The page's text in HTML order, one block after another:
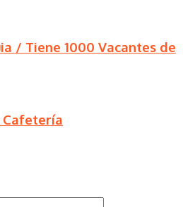
/ Tiene 1000 Vacantes de
Cafetería